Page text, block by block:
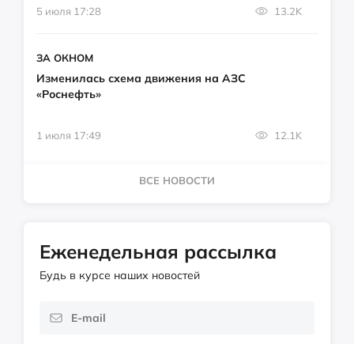
5 июля 17:28 13.2K
ЗА ОКНОМ
Изменилась схема движения на АЗС
«Роснефть»
1 июля 17:49 12.1K
ВСЕ НОВОСТИ
Еженедельная рассылка
Будь в курсе наших новостей